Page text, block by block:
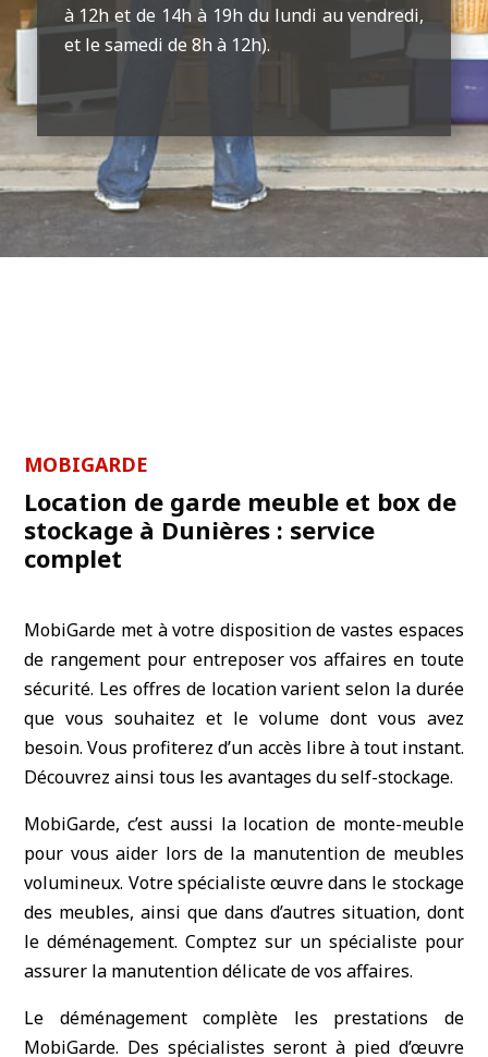
à 12h et de 14h à 19h du lundi au vendredi,
et le samedi de 8h à 12h).
MOBIGARDE
Location de garde meuble et box de
stockage à Dunières : service
complet
MobiGarde met à votre disposition de vastes espaces
de rangement pour entreposer vos affaires en toute
sécurité. Les offres de location varient selon la durée
que vous souhaitez et le volume dont vous avez
besoin. Vous profiterez d’un accès libre à tout instant.
Découvrez ainsi tous les avantages du self-stockage.
MobiGarde, c’est aussi la location de monte-meuble
pour vous aider lors de la manutention de meubles
volumineux. Votre spécialiste œuvre dans le stockage
des meubles, ainsi que dans d’autres situation, dont
le déménagement. Comptez sur un spécialiste pour
assurer la manutention délicate de vos affaires.
Le déménagement complète les prestations de
MobiGarde. Des spécialistes seront à pied d’œuvre